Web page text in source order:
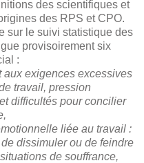
des scientifiques et
des RPS et CPO.
sur le suivi statistique des
provisoirement six
:
aux exigences excessives
travail, pression
difficultés pour concilier
liée au travail :
dissimuler ou de feindre
de souffrance,